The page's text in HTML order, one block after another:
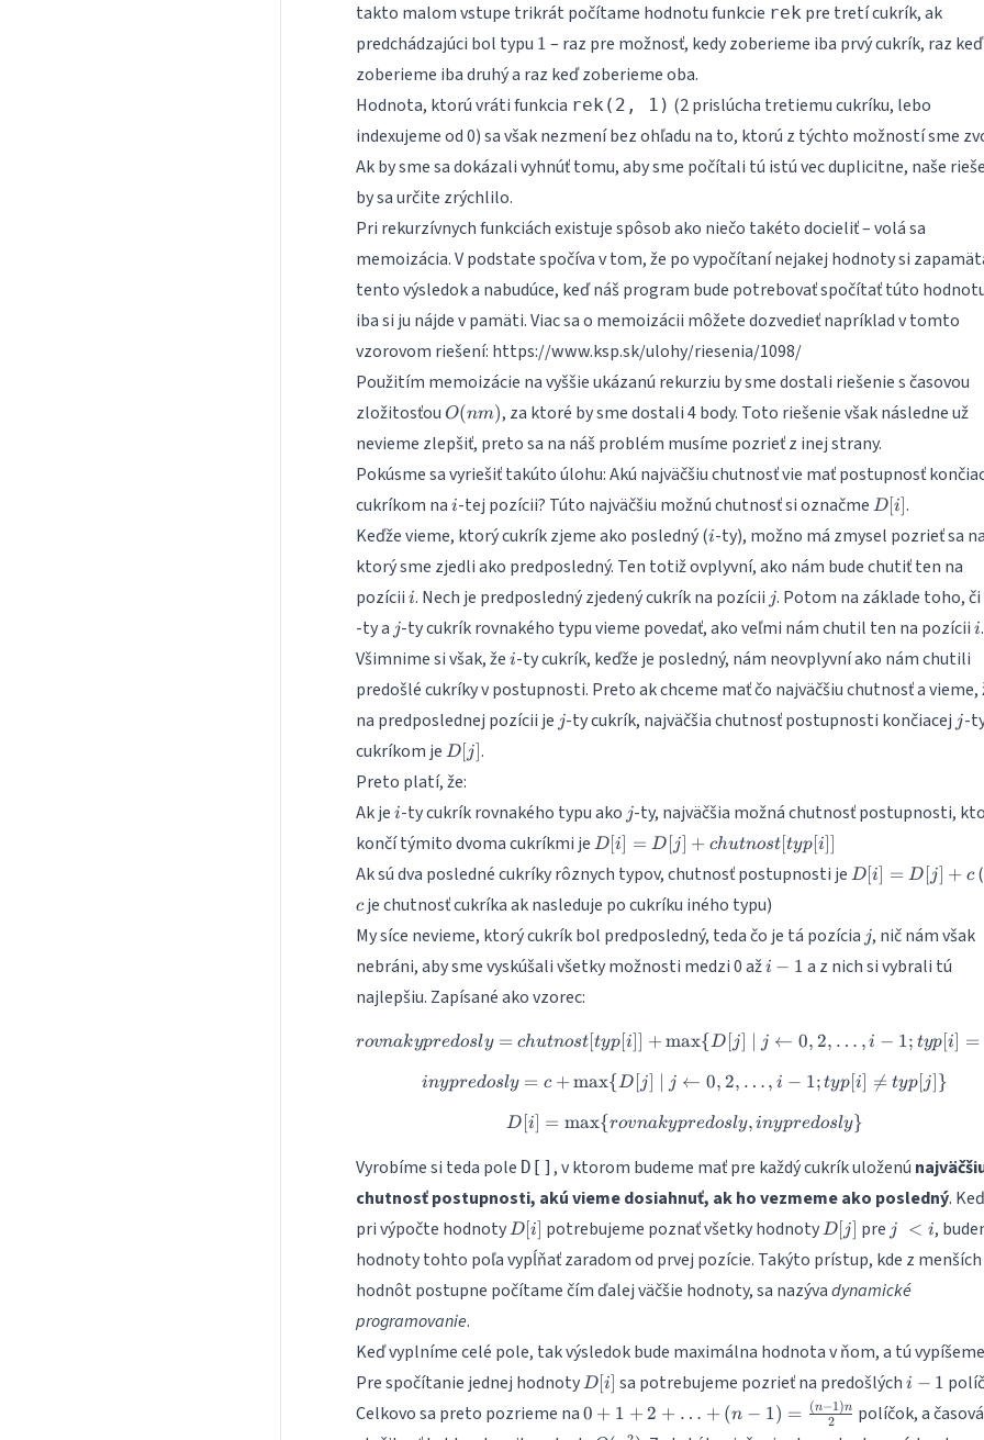
takto malom vstupe trikrát počítame hodnotu funkcie rek pre tretí cukrík, ak
predchádzajúci bol typu 1
1 – raz pre možnosť, kedy zoberieme iba prvý cukrík, raz keď
zoberieme iba druhý a raz keď zoberieme oba.
Hodnota, ktorú vráti funkcia rek(2, 1) (2 prislúcha tretiemu cukríku, lebo
indexujeme od 0) sa však nezmení bez ohľadu na to, ktorú z týchto možností sme
Ak by sme sa dokázali vyhnúť tomu, aby sme počítali tú istú vec duplicitne, naše
by sa určite zrýchlilo.
Pri rekurzívnych funkciách existuje spôsob ako niečo takéto docieliť – volá sa
memoizácia. V podstate spočíva v tom, že po vypočítaní nejakej hodnoty si
tento výsledok a nabudúce, keď náš program bude potrebovať spočítať túto
iba si ju nájde v pamäti. Viac sa o memoizácii môžete dozvedieť napríklad v tomto
vzorovom riešení: https://www.ksp.sk/ulohy/riesenia/1098/
Použitím memoizácie na vyššie ukázanú rekurziu by sme dostali riešenie s časovou
zložitosťou O(nm)
O(nm), za ktoré by sme dostali 4 body. Toto riešenie však následne už
nevieme zlepšiť, preto sa na náš problém musíme pozrieť z inej strany.
Pokúsme sa vyriešiť takúto úlohu: Akú najväčšiu chutnosť vie mať postupnosť
cukríkom na i
i-tej pozícii? Túto najväčšiu možnú chutnosť si označme D[i]
D[ i .
Keďže vieme, ktorý cukrík zjeme ako posledný (i
i-ty), možno má zmysel pozrieť sa
ktorý sme zjedli ako predposledný. Ten totiž ovplyvní, ako nám bude chutiť ten na
pozícii i
i. Nech je predposledný zjedený cukrík na pozícii jj. Potom na základe toho,
-ty a jj-ty cukrík rovnakého typu vieme povedať, ako veľmi nám chutil ten na pozíciii
i.
Všimnime si však, že i
i-ty cukrík, keďže je posledný, nám neovplyvní ako nám chutili
predošlé cukríky v postupnosti. Preto ak chceme mať čo najväčšiu chutnosť a vieme,
na predposlednej pozícii je jj-ty cukrík, najväčšia chutnosť postupnosti končiacej jj-
cukríkom je D[j]
D[ j .
Preto platí, že:
Ak je i
i-ty cukrík rovnakého typu ako jj-ty, najväčšia možná chutnosť postupnosti,
končí týmito dvoma cukríkmi je D[i] = D[j] +
chutnost[typ[i]]
D[ i = D j + chutnost [typ[ i
Ak sú dva posledné cukríky rôznych typov, chutnosť postupnosti je D[i]
+ c
D[ i = D j + c
cje chutnosť cukríka ak nasleduje po cukríku iného typu)
My síce nevieme, ktorý cukrík bol predposledný, teda čo je tá pozícia jj, nič nám však
nebráni, aby sme vyskúšali všetky možnosti medzi 0 aži-
i − 1 a z nich si vybrali tú
najlepšiu. Zapísané ako vzorec:
rovnaky predosly =
rovnakypredosly = chutnost [typ [i +max{D j j ← 0, 2, … , i − 1; typ [i =
iny predosly = c +\max \lbrace
inypredosly = c +max{D j j ← 0, 2, … , i − 1; typ [i 
= typ[ j ]}
D[i] = \max \lbrace rovnaky
D i = max{rovnakypredosly, inypredosly}
Vyrobíme si teda pole D[] , v ktorom budeme mať pre každý cukrík uloženú
chutnosť postupnosti, akú vieme dosiahnuť, ak ho vezmeme ako posledný.
pri výpočte hodnoty D[i]
D[ i potrebujeme poznať všetky hodnoty D[j]
D j pre j <
j < i,
hodnoty tohto poľa vypĺňať zaradom od prvej pozície. Takýto prístup, kde z menších
hodnôt postupne počítame čím ďalej väčšie hodnoty, sa nazývadynamické
programovanie.
Keď vyplníme celé pole, tak výsledok bude maximálna hodnota v ňom, a tú
Pre spočítanie jednej hodnoty D[i]
D[ i sa potrebujeme pozrieť na predošlých i-
i − 1
Celkovo sa preto pozrieme na 0 + 1 + 2
+ … +
0 + 1 + 2 + … + (n − 1) = 2
(n−1)n políčok, a časová